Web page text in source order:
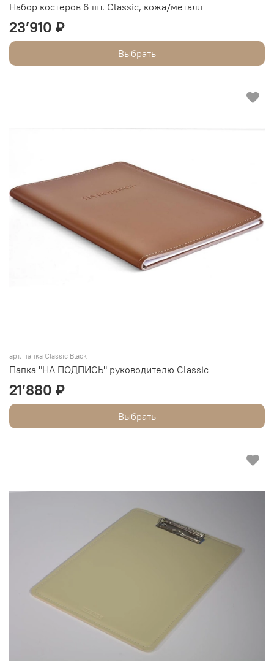
Набор костеров 6 шт. Classic, кожа/металл
23’910 ₽
Выбрать
арт. папка Classic Black
Папка "НА ПОДПИСЬ" руководителю Classic
21’880 ₽
Выбрать